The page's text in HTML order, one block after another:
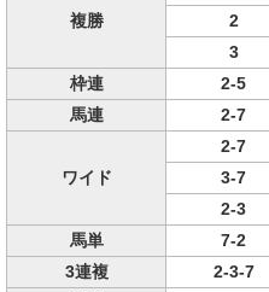
複勝
2
3
枠連
2-5
馬連
2-7
ワイド
2-7
3-7
2-3
馬単
7-2
3連複
2-3-7